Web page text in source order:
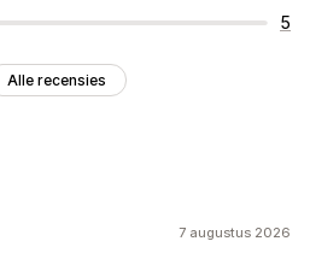
5
Alle recensies
7 augustus 2026